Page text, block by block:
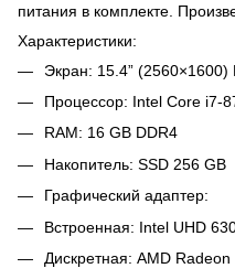
питания в комплекте.
Характеристики:
Экран: 15.4”
Процессор: Intel Core i7-
RAM: 16 GB DDR4
Накопитель: SSD 256 GB
Графический адаптер:
Встроенная: Intel UHD
Дискретная: AMD